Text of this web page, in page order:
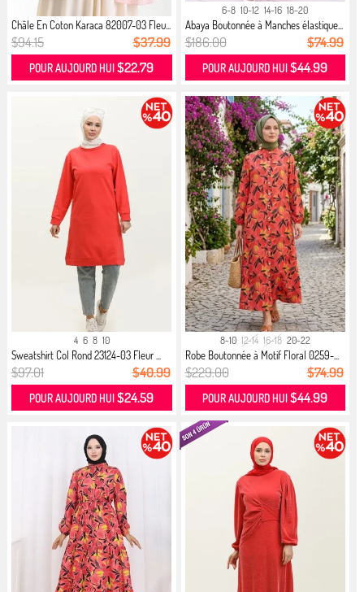
Châle En Coton Karaca 82007-03 Fleu...
$94.15 $37.99
POUR AUJOURD HUI$22.79
6-8 10-12 14-16 18-20
Abaya Boutonnée à Manches élastique...
$186.00 $74.99
POUR AUJOURD HUI$44.99
4 6 8 10
Sweatshirt Col Rond 23124-03 Fleur ...
$97.01 $40.99
POUR AUJOURD HUI$24.59
8-10 12-14 16-18 20-22
Robe Boutonnée à Motif Floral 0259-...
$229.00 $74.99
POUR AUJOURD HUI$44.99